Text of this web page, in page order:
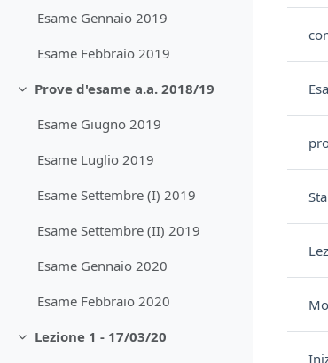
Esame Gennaio 2019
Esame Febbraio 2019
Minimizza
Prove d'esame a.a. 2018/19
Esame Giugno 2019
Esame Luglio 2019
Esame Settembre (I) 2019
Esame Settembre (II) 2019
Esame Gennaio 2020
Esame Febbraio 2020
Minimizza
Lezione 1 - 17/03/20